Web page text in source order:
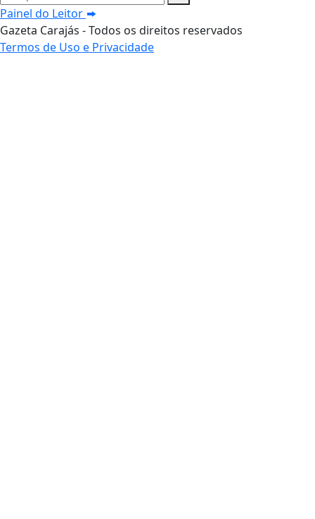
Painel do Leitor
Gazeta Carajás - Todos os direitos reservados
Termos de Uso e Privacidade